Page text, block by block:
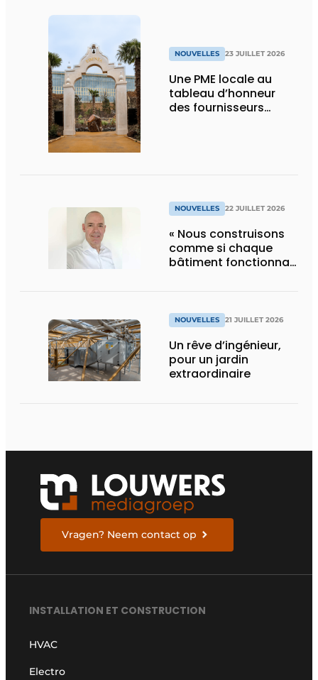
NOUVELLES 23 JUILLET 2026
Une PME locale au
tableau d’honneur
des fournisseurs
NOUVELLES 22 JUILLET 2026
« Nous construisons
comme si chaque
bâtiment fonctionnait
» NOUVELLES 21 JUILLET 2026
Un rêve d’ingénieur,
pour un jardin
extraordinaire
Vragen? Neem contact op
INSTALLATION ET CONSTRUCTION
HVAC
Electro